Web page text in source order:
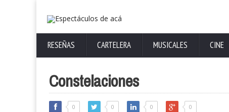
RESEÑAS CARTELERA MUSICALES CINE
Constelaciones
0 0 0 0